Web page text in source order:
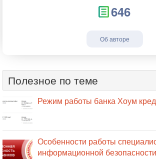
646
Об авторе
Полезное по теме
Режим работы банка Хоум
Особенности работы
информационной